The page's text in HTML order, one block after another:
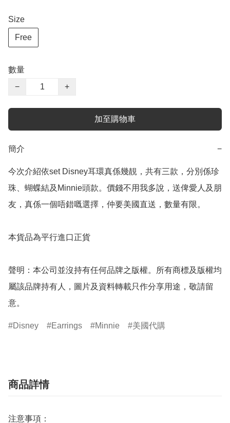
Size
Free
數量
−
+
加至購物車
簡介 −
今次介紹依set Disney耳環真係幾靚，共有三款，分別係珍
珠、蝴蝶結及Minnie頭款。價錢不用我多說，送俾愛人及朋
友，真係一個唔錯嘅選擇，仲要美國直送，數量有限。
本貨品為平行進口正貨
聲明：本公司並沒持有任何品牌之版權。所有商標及版權均
屬該品牌持有人，圖片及資料轉載只作分享用途，敬請留
意。
Disney Earrings Minnie 美國代購
商品詳情
注意事項：